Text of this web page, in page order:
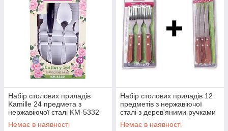
Набір столових приладів
Kamille 24 предмета з
нержавіючої сталі KM-5332
Немає в наявності
Набір столових приладів 12
предметів з нержавіючої
сталі з дерев'яними ручками
KM-5300-5301
Немає в наявності